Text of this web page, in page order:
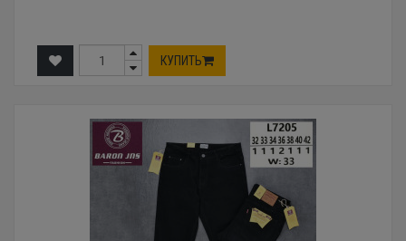
КУПИТЬ